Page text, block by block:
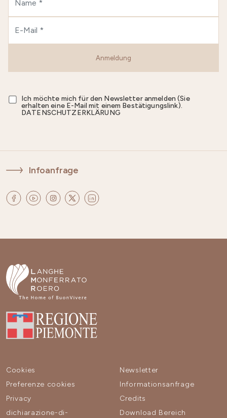
Anmeldung
Ich möchte mich für den Newsletter anmelden (Sie
erhalten eine E-Mail mit einem Bestätigungslink).
DATENSCHUTZERKLÄRUNG
Infoanfrage
Cookies
Preferenze cookies
Privacy
dichiarazione-di-
Newsletter
Informationsanfrage
Credits
Download Bereich